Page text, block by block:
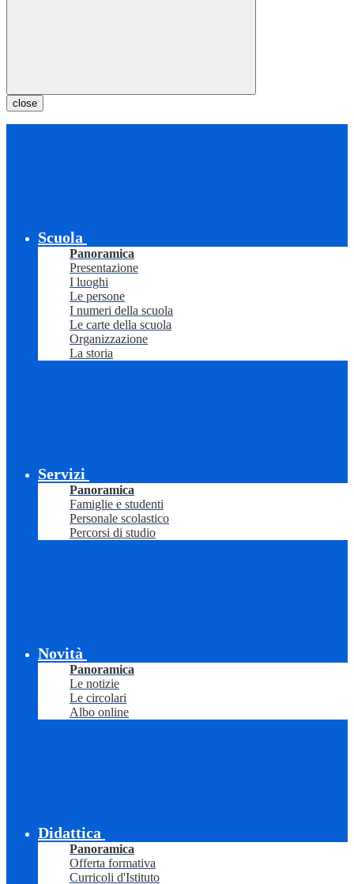
close
Scuola
Panoramica
Presentazione
I luoghi
Le persone
I numeri della scuola
Le carte della scuola
Organizzazione
La storia
Servizi
Panoramica
Famiglie e studenti
Personale scolastico
Percorsi di studio
Novità
Panoramica
Le notizie
Le circolari
Albo online
Didattica
Panoramica
Offerta formativa
Curricoli d'Istituto